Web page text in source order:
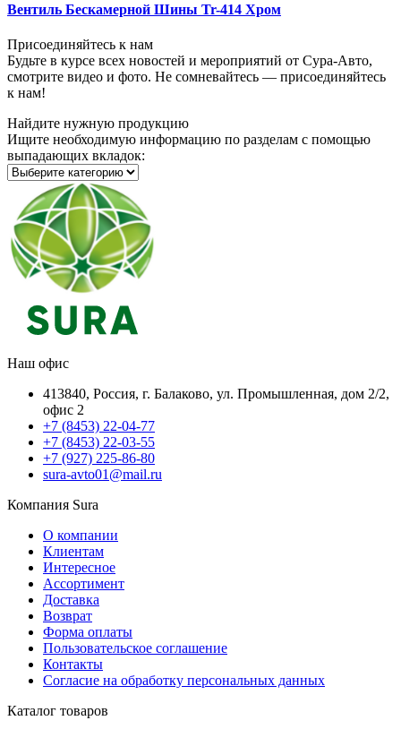
Вентиль Бескамерной Шины Tr-414 Хром
Присоединяйтесь к нам
Будьте в курсе всех новостей и мероприятий от Сура-Авто,
смотрите видео и фото. Не сомневайтесь — присоединяйтесь
к нам!
Найдите нужную продукцию
Ищите необходимую информацию по разделам с помощью
выпадающих вкладок:
Наш офис
413840, Россия, г. Балаково, ул. Промышленная, дом 2/2,
офис 2
+7 (8453) 22-04-77
+7 (8453) 22-03-55
+7 (927) 225-86-80
sura-avto01@mail.ru
Компания Sura
О компании
Клиентам
Интересное
Ассортимент
Доставка
Возврат
Форма оплаты
Пользовательское соглашение
Контакты
Согласие на обработку персональных данных
Каталог товаров